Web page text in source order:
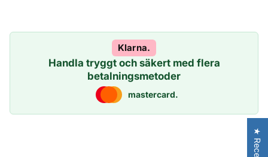
mineraler, protein och enzymer. Bort med dålig andedräkt.
Kompletteringsfoder för alla hundraser.
- Tandvårdande, frisk andedräkt
- Tabletter med eukalyptus, mynta, vitaminer och mineraler
- Stödjer hud och päls
- För alla hundraser, i alla åldrar
Klarna.
Handla tryggt och säkert med flera
betalningsmetoder
mastercard.